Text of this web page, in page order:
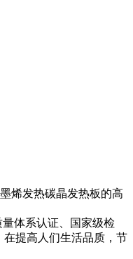
烯发热碳晶发热板的高
体系认证、国家级检
提高人们生活品质，节